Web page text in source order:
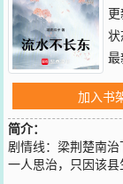
最
加入书
简介：
剧情线：梁荆楚南
一人思治，只因该